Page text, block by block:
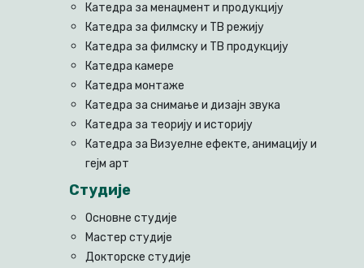
Катедра за менаџмент и продукцију
Катедра за филмску и ТВ режију
Катедра за филмску и ТВ продукцију
Катедра камере
Катедра монтаже
Катедра за снимање и дизајн звука
Катедра за теорију и историју
Катедра за Визуелне ефекте, анимацију и
гејм арт
Студије
Основне студије
Мастер студије
Докторске студије